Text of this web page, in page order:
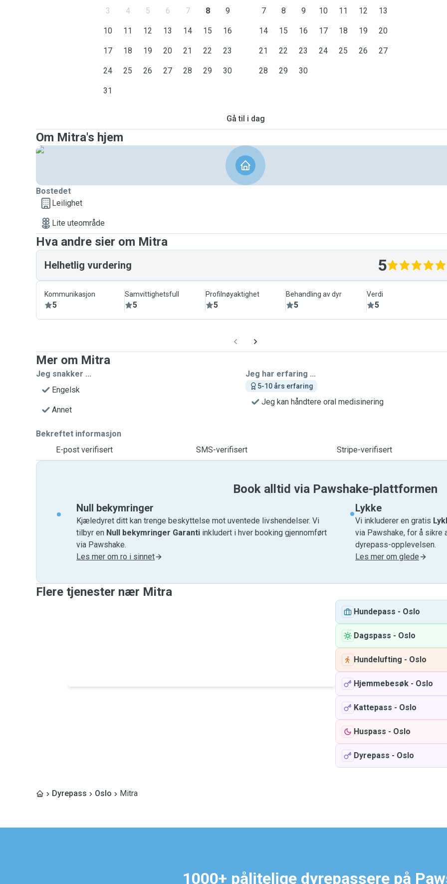
3 4 5 6 7 8 9
10 11 12 13 14 15 16
17 18 19 20 21 22 23
24 25 26 27 28 29 30
31
7 8 9 10 11 12 13
14 15 16 17 18 19 20
21 22 23 24 25 26 27
28 29 30
Gå til i dag
Om Mitra's hjem
Bostedet
Leilighet
Lite uteområde
Hva andre sier om Mitra
Helhetlig vurdering 5
Kommunikasjon
5
Samvittighetsfull
5
Profilnøyaktighet
5
Behandling av dyr
5
Verdi
5
Mer om Mitra
Jeg snakker ...
Engelsk
Annet
Jeg har erfaring ...
5-10 års erfaring
Jeg kan håndtere oral medisinering
Bekreftet informasjon
E-post verifisert
SMS-verifisert Stripe-verifisert
Book alltid via Pawshake-plattformen
Null bekymringer
Kjæledyret ditt kan trenge beskyttelse mot uventede livshendelser. Vi
tilbyr en Null bekymringer Garanti inkludert i hver booking gjennomført
via Pawshake.
Les mer om ro i sinnet
Lykke
Vi inkluderer en gratis
via Pawshake, for å
dyrepass-opplevelsen.
Les mer om glede
Flere tjenester nær Mitra
Hundepass - Oslo
Dagspass - Oslo
Hundelufting - Oslo
Hjemmebesøk - Oslo
Kattepass - Oslo
Huspass - Oslo
Dyrepass - Oslo
Dyrepass Oslo Mitra
1000+ pålitelige dyrepassere på